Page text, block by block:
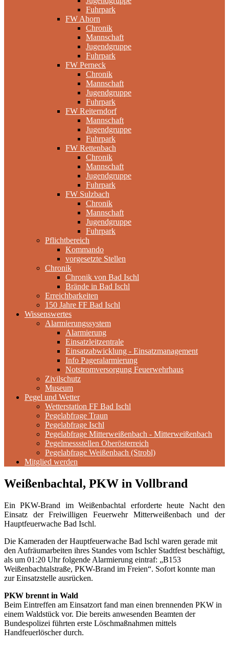
Fuhrpark
FW Ahorn
Chronik
Mannschaft
Jugendgruppe
Fuhrpark
FW Perneck
Chronik
Mannschaft
Jugendgruppe
Fuhrpark
FW Reiterndorf
Mannschaft
Jugendgruppe
Fuhrpark
FW Rettenbach
Chronik
Mannschaft
Jugendgruppe
Fuhrpark
FW Sulzbach
Chronik
Mannschaft
Jugendgruppe
Fuhrpark
Pflichtbereich
Kommando
vorgesetzte Stellen
Chronik
Chronik von Bad Ischl
Brände in Bad Ischl
Erreichbarkeiten
150 Jahre FF Bad Ischl
Wissenswertes
Alarmierungssystem
Alarmierung
Einsatzleitzentrale
Einsatzabwicklung - Einsatzmanagement
Info Pageralarmierung
Notstromversorgung Feuerwehrhaus
Zivilschutz
Museum
Pegel und Wetter
Wetterstation FF Bad Ischl
Pegelabfrage Traun
Pegelabfrage Ischl
Pegelabfrage Mitterweißenbach - Mitterweißenbach
Pegelmessstellen Oberösterreich
Pegelabfrage Weißenbach (Strobl)
Mitglied werden
Weißenbachtal, PKW in Vollbrand
Ein PKW-Brand im Weißenbachtal erforderte heute Nacht den
Einsatz der Freiwilligen Feuerwehr Mitterweißenbach und der
Hauptfeuerwache Bad Ischl.
Die Kameraden der Hauptfeuerwache Bad Ischl waren gerade mit
den Aufräumarbeiten ihres Standes vom Ischler Stadtfest beschäftigt,
als um 01:20 Uhr folgende Alarmierung eintraf: „B153
Weißenbachtalstraße, PKW-Brand im Freien“. Sofort konnte man
zur Einsatzstelle ausrücken.
PKW brennt in Wald
Beim Eintreffen am Einsatzort fand man einen brennenden PKW in
einem Waldstück vor. Die bereits anwesenden Beamten der
Bundespolizei führten erste Löschmaßnahmen mittels
Handfeuerlöscher durch.